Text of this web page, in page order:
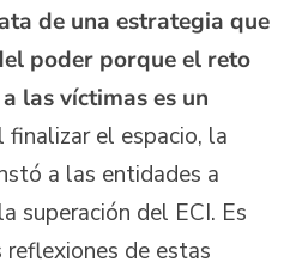
de una estrategia que
poder porque el reto
las víctimas es un
finalizar el espacio, la
a las entidades a
superación del ECI. Es
de estas